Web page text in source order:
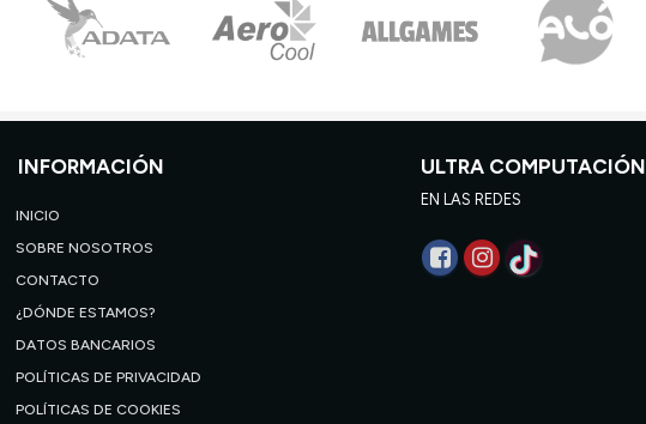
INFORMACIÓN
INICIO
SOBRE NOSOTROS
CONTACTO
¿DÓNDE ESTAMOS?
DATOS BANCARIOS
POLÍTICAS DE PRIVACIDAD
POLÍTICAS DE COOKIES
ULTRA COMPUTACIÓN
EN LAS REDES